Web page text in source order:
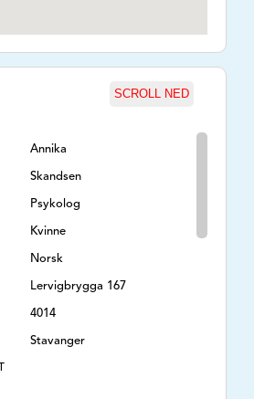
SCROLL NED
Annika
Skandsen
Psykolog
Kvinne
Norsk
Lervigbrygga 167
4014
Stavanger